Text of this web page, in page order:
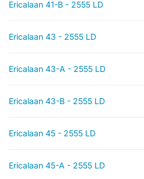
Ericalaan 41-B - 2555 LD
Ericalaan 43 - 2555 LD
Ericalaan 43-A - 2555 LD
Ericalaan 43-B - 2555 LD
Ericalaan 45 - 2555 LD
Ericalaan 45-A - 2555 LD